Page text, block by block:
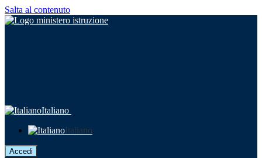
Salta al contenuto
Italiano
Italiano
Accedi